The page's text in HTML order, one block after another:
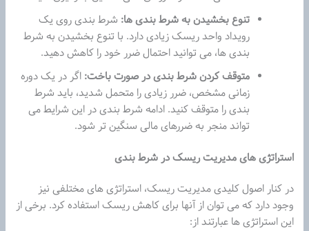
تنوع بخشیدن به شرط بندی ها: شرط بندی روی یک
رویداد واحد ریسک زیادی دارد. با تنوع بخشیدن به شرط
بندی ها، می توانید احتمال ضرر خود را کاهش دهید.
متوقف کردن شرط بندی در صورت باخت: اگر در یک دوره
زمانی مشخص، ضرر زیادی را متحمل شدید، باید شرط
بندی را متوقف کنید. ادامه شرط بندی در این شرایط می
تواند منجر به ضررهای مالی سنگین تر شود.
استراتژی های مدیریت ریسک در شرط بندی
در کنار اصول کلیدی مدیریت ریسک، استراتژی های مختلفی نیز
وجود دارد که می توان از آنها برای کاهش ریسک استفاده کرد. برخی از
این استراتژی ها عبارتند از: